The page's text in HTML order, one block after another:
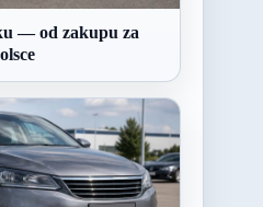
— od zakupu za